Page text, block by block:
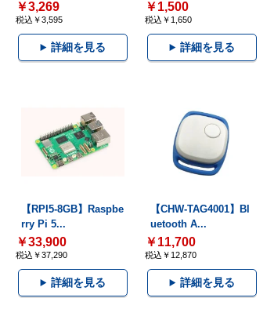
￥3,269
税込￥3,595
詳細を見る
￥1,500
税込￥1,650
詳細を見る
【RPI5-8GB】Raspbe
rry Pi 5...
￥33,900
税込￥37,290
詳細を見る
【CHW-TAG4001】Bl
uetooth A...
￥11,700
税込￥12,870
詳細を見る